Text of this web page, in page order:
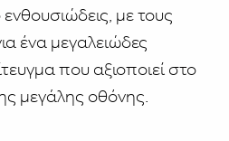
με τους
ένα μεγαλειώδες
που αξιοποιεί στο
μεγάλης οθόνης.